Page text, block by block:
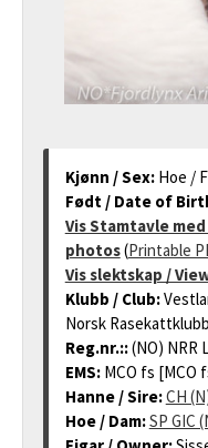
Kjønn / Sex: Hoe /
Født / Date of
Vis Stamtavle
photos(Printable
Vis slektskap /
Klubb / Club:
Norsk
Reg.nr.::(NO) NRR
EMS: MCO fs [MCO
Hanne / Sire:CH
Hoe / Dam:SP GIC